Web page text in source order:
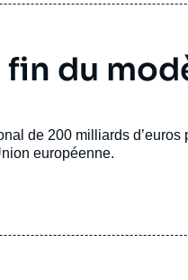
du
de 200 milliards
européenne.